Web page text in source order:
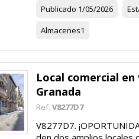
Publicado 1/05/2026
Almacenes1
Local comercial en
Granada
Ref. V8277D7
V8277D7.